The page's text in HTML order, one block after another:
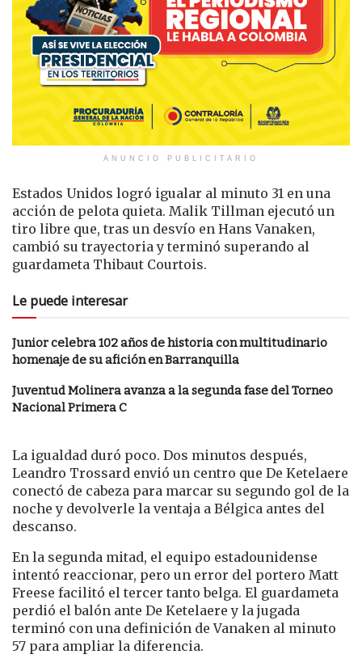
ANUNCIO PUBLICITARIO
Estados Unidos logró igualar al minuto 31 en una
acción de pelota quieta. Malik Tillman ejecutó un
tiro libre que, tras un desvío en Hans Vanaken,
cambió su trayectoria y terminó superando al
guardameta Thibaut Courtois.
Le puede interesar
Junior celebra 102 años de historia con multitudinario
homenaje de su afición en Barranquilla
Juventud Molinera avanza a la segunda fase del Torneo
Nacional Primera C
La igualdad duró poco. Dos minutos después,
Leandro Trossard envió un centro que De Ketelaere
conectó de cabeza para marcar su segundo gol de la
noche y devolverle la ventaja a Bélgica antes del
descanso.
En la segunda mitad, el equipo estadounidense
intentó reaccionar, pero un error del portero Matt
Freese facilitó el tercer tanto belga. El guardameta
perdió el balón ante De Ketelaere y la jugada
terminó con una definición de Vanaken al minuto
57 para ampliar la diferencia.